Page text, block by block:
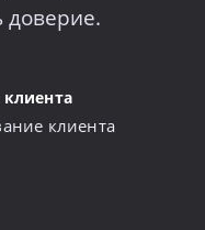
доверие.
клиента